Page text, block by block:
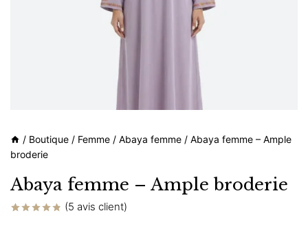
/ Boutique / Femme / Abaya femme / Abaya femme – Ample
broderie
Abaya femme – Ample broderie
(5 avis client)